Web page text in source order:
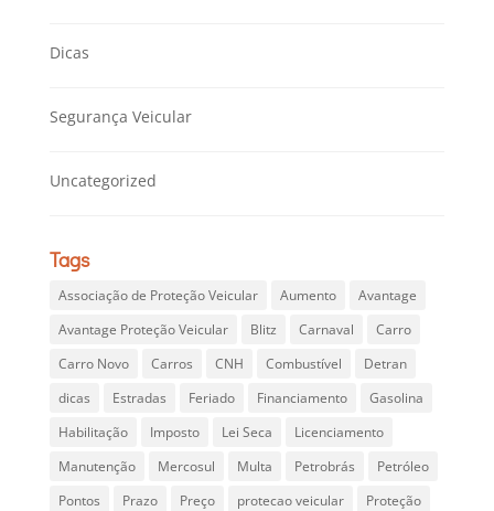
Dicas
Segurança Veicular
Uncategorized
Tags
Associação de Proteção Veicular Aumento
Avantage
Avantage Proteção Veicular
Blitz Carnaval
Carro
Carro Novo
Carros CNH Combustível
Detran
dicas
Estradas Feriado Financiamento
Gasolina
Habilitação
Imposto Lei Seca
Licenciamento
Manutenção
Mercosul Multa Petrobrás
Petróleo
Pontos
Prazo Preço protecao veicular
Proteção